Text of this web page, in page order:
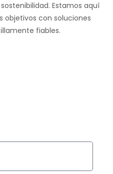
Estamos aquí
objetivos con soluciones
fiables.